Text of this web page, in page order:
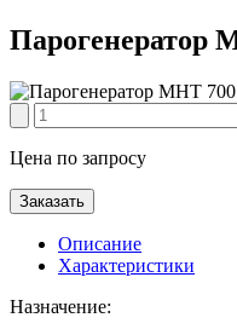
Парогенератор
Цена по запросу
Заказать
Описание
Характеристики
Назначение: